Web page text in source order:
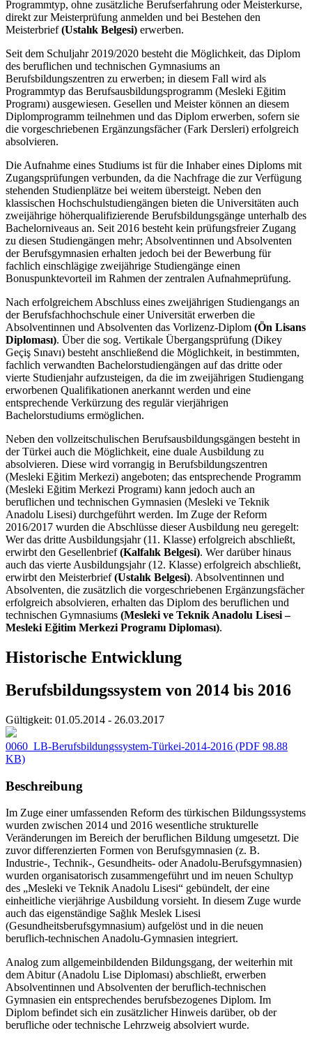
Programmtyp, ohne zusätzliche Berufserfahrung oder Meisterkurse,
direkt zur Meisterprüfung anmelden und bei Bestehen den
Meisterbrief(Ustalık Belgesi) erwerben.
Seit dem Schuljahr 2019/2020 besteht die Möglichkeit, das Diplom
des beruflichen und technischen Gymnasiums an
Berufsbildungszentren zu erwerben; in diesem Fall wird als
Programmtyp das Berufsausbildungsprogramm (Mesleki Eğitim
Programı) ausgewiesen. Gesellen und Meister können an diesem
Diplomprogramm teilnehmen und das Diplom erwerben, sofern sie
die vorgeschriebenen Ergänzungsfächer (Fark Dersleri) erfolgreich
absolvieren.
Die Aufnahme eines Studiums ist für die Inhaber eines Diploms mit
Zugangsprüfungen verbunden, da die Nachfrage die zur Verfügung
stehenden Studienplätze bei weitem übersteigt. Neben den
klassischen Hochschulstudiengängen bieten die Universitäten auch
zweijährige höherqualifizierende Berufsbildungsgänge unterhalb des
Bachelorniveaus an. Seit 2016 besteht kein prüfungsfreier Zugang
zu diesen Studiengängen mehr; Absolventinnen und Absolventen
der Berufsgymnasien erhalten jedoch bei der Bewerbung für
fachlich einschlägige zweijährige Studiengänge einen
Bonuspunktevorteil im Rahmen der zentralen Aufnahmeprüfung.
Nach erfolgreichem Abschluss eines zweijährigen Studiengangs an
der Berufsfachhochschule einer Universität erwerben die
Absolventinnen und Absolventen das Vorlizenz-Diplom (Ön Lisans
Diploması). Über die sog. Vertikale Übergangsprüfung (Dikey
Geçiş Sınavı) besteht anschließend die Möglichkeit, in bestimmten,
fachlich verwandten Bachelorstudiengängen auf das dritte oder
vierte Studienjahr aufzusteigen, da die im zweijährigen Studiengang
erworbenen Qualifikationen anerkannt werden und eine
entsprechende Verkürzung des regulär vierjährigen
Bachelorstudiums ermöglichen.
Neben den vollzeitschulischen Berufsausbildungsgängen besteht in
der Türkei auch die Möglichkeit, eine duale Ausbildung zu
absolvieren. Diese wird vorrangig in Berufsbildungszentren
(Mesleki Eğitim Merkezi) angeboten; das entsprechende Programm
(Mesleki Eğitim Merkezi Programı) kann jedoch auch an
beruflichen und technischen Gymnasien (Mesleki ve Teknik
Anadolu Lisesi) durchgeführt werden. Im Zuge der Reform
2016/2017 wurden die Abschlüsse dieser Ausbildung neu geregelt:
Wer das dritte Ausbildungsjahr (11. Klasse) erfolgreich abschließt,
erwirbt den Gesellenbrief(Kalfalık Belgesi). Wer darüber hinaus
auch das vierte Ausbildungsjahr (12. Klasse) erfolgreich abschließt,
erwirbt den Meisterbrief(Ustalık Belgesi). Absolventinnen und
Absolventen, die zusätzlich die vorgeschriebenen Ergänzungsfächer
erfolgreich absolvieren, erhalten das Diplom des beruflichen und
technischen Gymnasiums (Mesleki ve Teknik Anadolu Lisesi –
Mesleki Eğitim Merkezi Programı Diploması).
Historische Entwicklung
Berufsbildungssystem von 2014 bis 2016
Gültigkeit: 01.05.2014 - 26.03.2017
0060_LB-Berufsbildungssystem-Türkei-2014-2016 (PDF 98.88
KB)
Beschreibung
Im Zuge einer umfassenden Reform des türkischen Bildungssystems
wurden zwischen 2014 und 2016 wesentliche strukturelle
Veränderungen im Bereich der beruflichen Bildung umgesetzt. Die
zuvor differenzierten Formen von Berufsgymnasien (z. B.
Industrie-, Technik-, Gesundheits- oder Anadolu-Berufsgymnasien)
wurden organisatorisch zusammengeführt und im neuen Schultyp
des „Mesleki ve Teknik Anadolu Lisesi“ gebündelt, der eine
einheitliche vierjährige Ausbildung vorsieht. In diesem Zuge wurde
auch das eigenständige Sağlık Meslek Lisesi
(Gesundheitsberufsgymnasium) aufgelöst und in die neuen
beruflich-technischen Anadolu-Gymnasien integriert.
Analog zum allgemeinbildenden Bildungsgang, der weiterhin mit
dem Abitur (Anadolu Lise Diploması) abschließt, erwerben
Absolventinnen und Absolventen der beruflich-technischen
Gymnasien ein entsprechendes berufsbezogenes Diplom. Im
Diplom befindet sich ein zusätzlicher Hinweis darüber, ob der
berufliche oder technische Lehrzweig absolviert wurde.